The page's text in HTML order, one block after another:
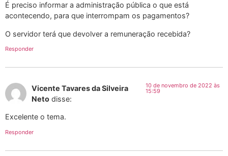
É preciso informar a administração pública o que está
acontecendo, para que interrompam os pagamentos?
O servidor terá que devolver a remuneração recebida?
Responder
Vicente Tavares da Silveira
Neto disse:
10 de novembro de 2022 às
15:59
Excelente o tema.
Responder